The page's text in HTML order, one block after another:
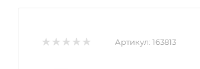
Артикул: 163813